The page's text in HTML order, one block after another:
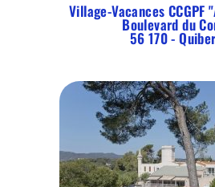
Village-Vacances CCGPF
Boulevard du
56 170 -